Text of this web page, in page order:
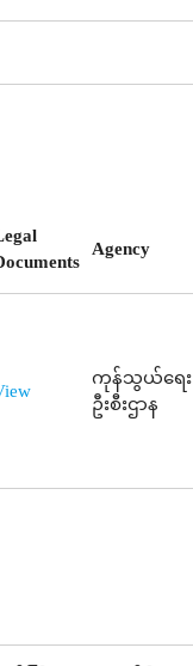
Agency
ကုန်သွယ်ရေး
ဦးစီးဌာန